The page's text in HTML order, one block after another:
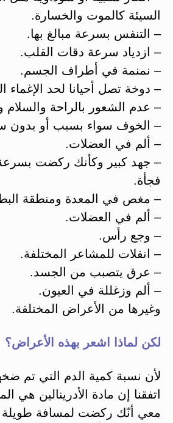
السيئة كالموت والخسارة.
– التنفس بسرعة مبالغ بها.
– ازدياد سرعة دقات القلب.
– نمنمة في أطراف الجسم.
– دوخة تصل أحيانا لحد الإغماء
– عدم الشعور بالراحة والسلام
– الخوف سواء بسبب أو بدون
– ألم في العضلات.
– جهد كبير وكأنك ركضت
فجأة.
– مغص في المعدة ومنطقة
– ألم في العضلات.
– وجع رأس.
– انفلات للمشاعر المختلفة.
– عرق يتصبب من الجسد.
– ألم وزغللة في العيون.
وغيرها من الأعراض المختلفة.
لكن لماذا اشعر بهذه الأعراض؟
لأن نسبة كمية الدم التي تم
اتفقنا إن مادة الأدرينالين هي
معي أنّك ركضت لمسافة طويلة